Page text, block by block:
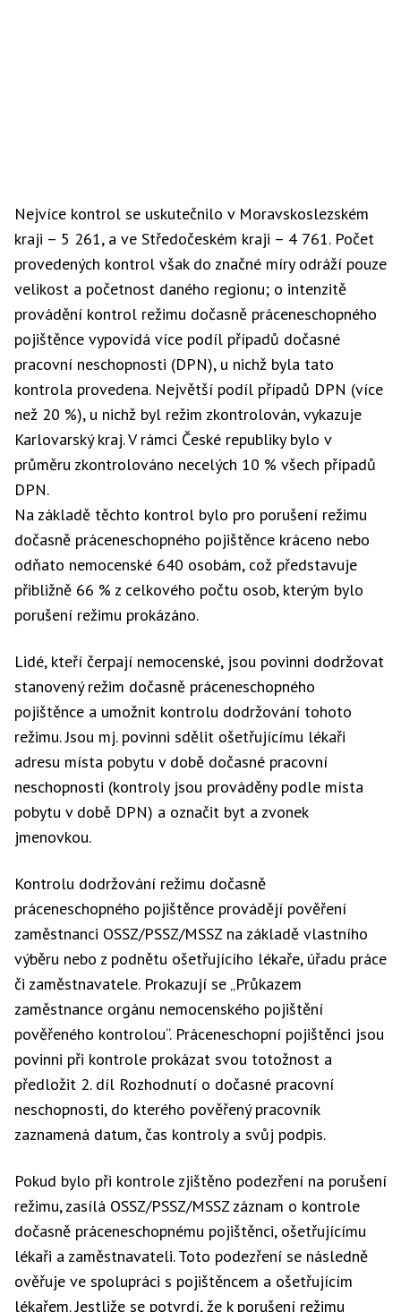
Nejvíce kontrol se uskutečnilo v Moravskoslezském
kraji – 5 261, a ve Středočeském kraji – 4 761. Počet
provedených kontrol však do značné míry odráží pouze
velikost a početnost daného regionu; o intenzitě
provádění kontrol režimu dočasně práceneschopného
pojištěnce vypovídá více podíl případů dočasné
pracovní neschopnosti (DPN), u nichž byla tato
kontrola provedena. Největší podíl případů DPN (více
než 20 %), u nichž byl režim zkontrolován, vykazuje
Karlovarský kraj. V rámci České republiky bylo v
průměru zkontrolováno necelých 10 % všech případů
DPN.
Na základě těchto kontrol bylo pro porušení režimu
dočasně práceneschopného pojištěnce kráceno nebo
odňato nemocenské 640 osobám, což představuje
přibližně 66 % z celkového počtu osob, kterým bylo
porušení režimu prokázáno.
Lidé, kteří čerpají nemocenské, jsou povinni dodržovat
stanovený režim dočasně práceneschopného
pojištěnce a umožnit kontrolu dodržování tohoto
režimu. Jsou mj. povinni sdělit ošetřujícímu lékaři
adresu místa pobytu v době dočasné pracovní
neschopnosti (kontroly jsou prováděny podle místa
pobytu v době DPN) a označit byt a zvonek
jmenovkou.
Kontrolu dodržování režimu dočasně
práceneschopného pojištěnce provádějí pověření
zaměstnanci OSSZ/PSSZ/MSSZ na základě vlastního
výběru nebo z podnětu ošetřujícího lékaře, úřadu práce
či zaměstnavatele. Prokazují se „Průkazem
zaměstnance orgánu nemocenského pojištění
pověřeného kontrolou“. Práceneschopní pojištěnci jsou
povinni při kontrole prokázat svou totožnost a
předložit 2. díl Rozhodnutí o dočasné pracovní
neschopnosti, do kterého pověřený pracovník
zaznamená datum, čas kontroly a svůj podpis.
Pokud bylo při kontrole zjištěno podezření na porušení
režimu, zasílá OSSZ/PSSZ/MSSZ záznam o kontrole
dočasně práceneschopnému pojištěnci, ošetřujícímu
lékaři a zaměstnavateli. Toto podezření se následně
ověřuje ve spolupráci s pojištěncem a ošetřujícím
lékařem. Jestliže se potvrdí, že k porušení režimu